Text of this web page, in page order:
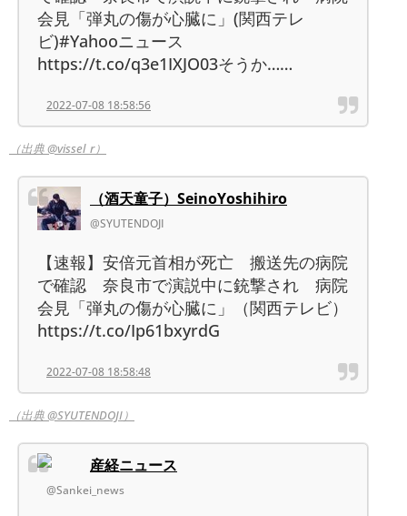
会見「弾丸の傷が心臓に」(関西テレ
ビ)#Yahooニュース
https://t.co/q3e1IXJO03そうか……
2022-07-08 18:58:56
（出典 @vissel_r）
（酒天童子）SeinoYoshihiro
@SYUTENDOJI
【速報】安倍元首相が死亡 搬送先の病院
で確認 奈良市で演説中に銃撃され 病院
会見「弾丸の傷が心臓に」（関西テレビ）
https://t.co/Ip61bxyrdG
2022-07-08 18:58:48
（出典 @SYUTENDOJI）
産経ニュース
@Sankei_news